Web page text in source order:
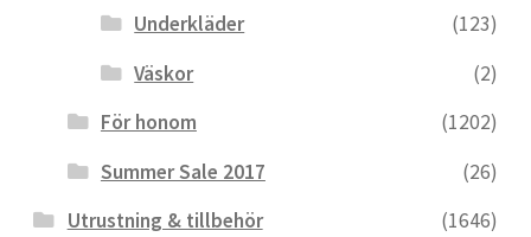
Underkläder
(123)
Väskor
(2)
För honom
(1202)
Summer Sale 2017
(26)
Utrustning & tillbehör
(1646)